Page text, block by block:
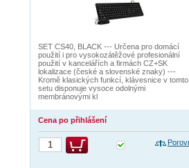
SET CS40, BLACK --- Určena pro domácí
použití i pro vysokozátěžové profesionální
použití v kancelářích a firmách CZ+SK
lokalizace (české a slovenské znaky) ---
Kromě klasických funkcí, klávesnice v tomto
setu disponuje vysoce odolnými
membránovými kl
Cena po přihlášení